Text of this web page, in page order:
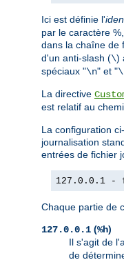
Ici est définie l'
par le caractère
dans la chaîne de
d'un anti-slash (\)
spéciaux "\n" et "
La directive
est relatif au
La configuration
journalisation
entrées de fichier
127.0.0.1 -
Chaque partie de
127.0.0.1 (%h)
Il s'agit de
de